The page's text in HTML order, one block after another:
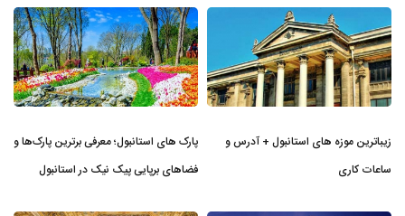
زیباترین موزه‌ های استانبول + آدرس و
ساعات کاری
پارک های استانبول؛ معرفی برترین پارک‌ها و
فضاهای برپایی پیک نیک در استانبول